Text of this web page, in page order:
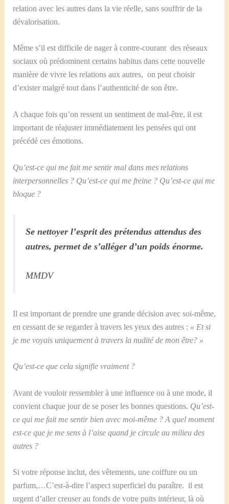
relation avec les autres dans la vie réelle, sans souffrir de la
dévalorisation.
Même s’il est difficile de nager à contre-courant des réseaux
sociaux où prédominent certains habitus dans cette nouvelle
manière de vivre les relations aux autres, on peut choisir
d’exister malgré tout dans l’authenticité de son être.
A chaque fois qu’on ressent un sentiment de mal-être, il est
important de réajuster immédiatement les pensées qui ont
précédé ces émotions.
Qu’est-ce qui me fait me sentir mal dans mes relations
interpersonnelles ? Qu’est-ce qui me freine ? Qu’est-ce qui me
bloque ?
Se nettoyer l’esprit des prétendus attendus des
autres, permet de s’alléger d’un poids énorme.
MMDV
Il est important de prendre une grande décision avec soi-même,
en cessant de se regarder à travers les yeux des autres : « Et si
je me voyais uniquement à travers la nudité de mon être? »
Qu’est-ce que cela signifie vraiment ?
Avant de vouloir ressembler à une influence ou à une mode, il
convient chaque jour de se poser les bonnes questions. Qu’est-
ce qui me fait me sentir bien avec moi-même ? A quel moment
est-ce que je me sens à l’aise quand je circule au milieu des
autres ?
Si votre réponse inclut, des vêtements, une coiffure ou un
parfum,…C’est-à-dire l’aspect superficiel du paraître. il est
urgent d’aller creuser au fonds de votre puits intérieur, là où